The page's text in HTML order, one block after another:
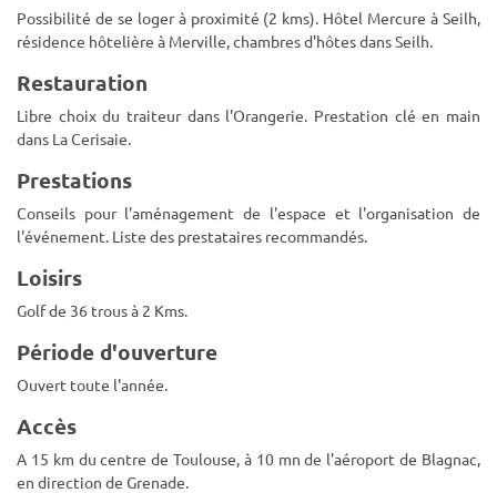
Possibilité de se loger à proximité (2 kms). Hôtel Mercure à Seilh,
résidence hôtelière à Merville, chambres d'hôtes dans Seilh.
Restauration
Libre choix du traiteur dans l'Orangerie. Prestation clé en main
dans La Cerisaie.
Prestations
Conseils pour l'aménagement de l'espace et l'organisation de
l'événement. Liste des prestataires recommandés.
Loisirs
Golf de 36 trous à 2 Kms.
Période d'ouverture
Ouvert toute l'année.
Accès
A 15 km du centre de Toulouse, à 10 mn de l'aéroport de Blagnac,
en direction de Grenade.